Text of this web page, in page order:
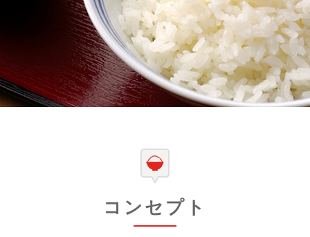
コンセプト